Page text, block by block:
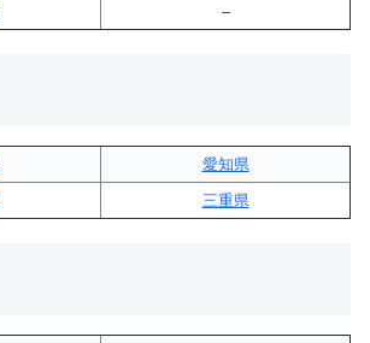
–
愛知県
三重県